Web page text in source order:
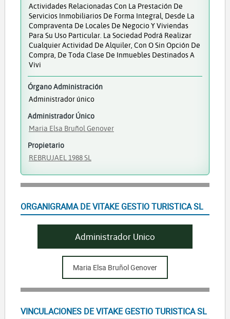
Actividades Relacionadas Con La Prestación De
Servicios Inmobiliarios De Forma Integral, Desde La
Compraventa De Locales De Negocio Y Viviendas
Para Su Uso Particular. La Sociedad Podrá Realizar
Cualquier Actividad De Alquiler, Con O Sin Opción De
Compra, De Toda Clase De Inmuebles Destinados A
Vivi
Órgano Administración
Administrador único
Administrador Único
Maria Elsa Bruñol Genover
Propietario
REBRUJAEL 1988 SL
ORGANIGRAMA DE VITAKE GESTIO TURISTICA SL
Administrador Unico
Maria Elsa Bruñol Genover
VINCULACIONES DE VITAKE GESTIO TURISTICA SL